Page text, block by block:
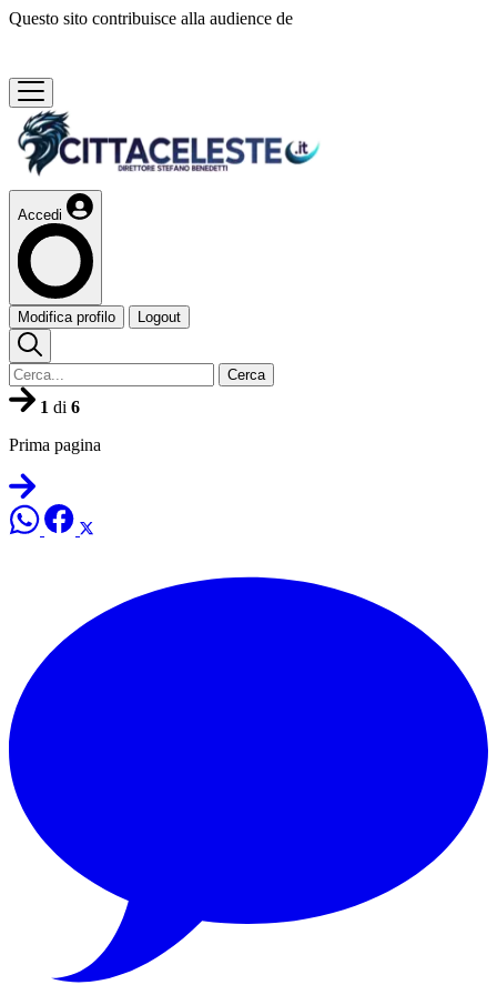
Questo sito contribuisce alla audience de
Accedi
Modifica profilo Logout
Cerca
1 di 6
Prima pagina